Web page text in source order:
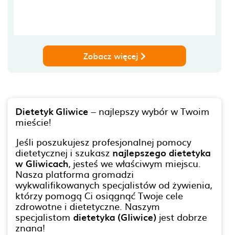
Zobacz więcej
Dietetyk Gliwice – najlepszy wybór w Twoim
mieście!
Jeśli poszukujesz profesjonalnej pomocy
dietetycznej i szukasz najlepszego dietetyka
w Gliwicach, jesteś we właściwym miejscu.
Nasza platforma gromadzi
wykwalifikowanych specjalistów od żywienia,
którzy pomogą Ci osiągnąć Twoje cele
zdrowotne i dietetyczne. Naszym
specjalistom dietetyka (Gliwice) jest dobrze
znana!